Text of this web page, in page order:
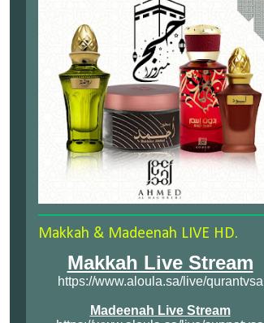
Makkah & Madeenah LIVE HD.
Makkah Live Stream
https://www.aloula.sa/live/qurantvsa
Madeenah Live Stream